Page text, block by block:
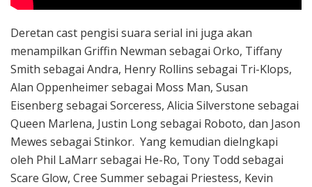
Deretan cast pengisi suara serial ini juga akan
menampilkan Griffin Newman sebagai Orko, Tiffany
Smith sebagai Andra, Henry Rollins sebagai Tri-Klops,
Alan Oppenheimer sebagai Moss Man, Susan
Eisenberg sebagai Sorceress, Alicia Silverstone sebagai
Queen Marlena, Justin Long sebagai Roboto, dan Jason
Mewes sebagai Stinkor. Yang kemudian dielngkapi
oleh Phil LaMarr sebagai He-Ro, Tony Todd sebagai
Scare Glow, Cree Summer sebagai Priestess, Kevin